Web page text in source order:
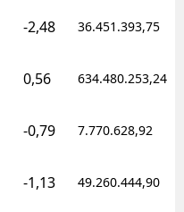
-2,48 36.451.393,75
0,56 634.480.253,24
-0,79 7.770.628,92
-1,13 49.260.444,90